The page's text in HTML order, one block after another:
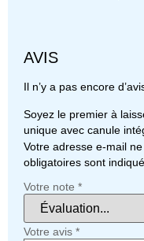
AVIS
Il n’y a pas encore
Soyez le premier à
unique avec canule
Votre adresse e-mail
obligatoires sont
Votre note *
Votre avis *